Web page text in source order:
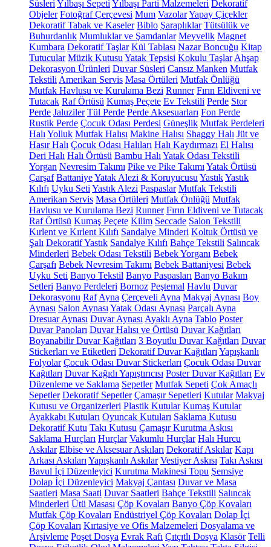
Süsleri Yılbaşı Sepeti Yılbaşı Parti Malzemeleri Dekoratif
Objeler Fotoğraf Çerçevesi Mum VazolarYapay Çiçekler
Dekoratif Tabak ve Kaseler Biblo Şaraplıklar Tütsülük ve
Buhurdanlık Mumluklar ve Şamdanlar Meyvelik Magnet
Kumbara Dekoratif Taşlar Kül Tablası Nazar Boncuğu Kitap
Tutucular Müzik Kutusu Yatak Tepsisi Kokulu Taşlar Ahşap
Dekorasyon Ürünleri Duvar Süsleri Cansız Manken Mutfak
Tekstili Amerikan Servis Masa Örtüleri Mutfak Önlüğü
Mutfak Havlusu ve Kurulama Bezi Runner Fırın Eldiveni ve
Tutacak Raf Örtüsü Kumaş Peçete Ev Tekstili Perde Stor
Perde Jaluziler Tül Perde Perde Aksesuarları Fon Perde
Rustik Perde Çocuk Odası Perdesi Güneşlik Mutfak Perdeleri
Halı Yolluk Mutfak Halısı Makine Halısı Shaggy Halı Jüt ve
Hasır Halı Çocuk Odası Halıları Halı Kaydırmazı El Halısı
Deri Halı Halı Örtüsü Bambu Halı Yatak Odası Tekstili
Yorgan Nevresim Takımı Pike ve Pike Takımı Yatak Örtüsü
Çarşaf BattaniyeYatak Alezi & Koruyucusu YastıkYastık
Kılıfı Uyku Seti Yastık Alezi Paspaslar Mutfak Tekstili
Amerikan Servis Masa Örtüleri Mutfak Önlüğü Mutfak
Havlusu ve Kurulama Bezi Runner Fırın Eldiveni ve Tutacak
Raf Örtüsü Kumaş Peçete Kilim Seccade Salon Tekstili
Kırlent ve Kırlent Kılıfı Sandalye Minderi Koltuk Örtüsü ve
Şalı Dekoratif Yastık Sandalye Kılıfı Bahçe Tekstili Salıncak
Minderleri Bebek Odası Tekstili Bebek Yorganı Bebek
Çarşafı Bebek Nevresim Takımı Bebek Battaniyesi Bebek
Uyku Seti Banyo Tekstil Banyo Paspasları Banyo Bakım
Setleri Banyo Perdeleri Bornoz Peştemal Havlu Duvar
Dekorasyonu Raf Ayna Çerçeveli Ayna Makyaj Aynası Boy
Aynası Salon Aynası Yatak Odası Aynası Parçalı Ayna
Dresuar Aynası Duvar Aynası Ayaklı Ayna Tablo Poster
Duvar Panoları Duvar Halısı ve Örtüsü Duvar Kağıtları
Boyanabilir Duvar Kağıtları 3 Boyutlu Duvar Kağıtları Duvar
Stickerları ve Etiketleri Dekoratif Duvar Kağıtları Yapışkanlı
Folyolar Çocuk Odası Duvar Stickerları Çocuk Odası Duvar
Kağıtları Duvar Kağıdı Yapıştırıcısı Poster Duvar Kağıtları Ev
Düzenleme ve Saklama Sepetler Mutfak Sepeti Çok Amaçlı
Sepetler Dekoratif Sepetler Çamaşır Sepetleri Kutular Makyaj
Kutusu ve Organizerleri Plastik Kutular Kumaş Kutular
Ayakkabı Kutuları Oyuncak Kutuları Saklama Kutusu
Dekoratif Kutu Takı Kutusu Çamaşır Kurutma Askısı
Saklama Hurçları Hurçlar Vakumlu Hurçlar Halı Hurcu
Askılar Elbise ve Aksesuar Askıları Dekoratif Askılar Kapı
Arkası Askıları Yapışkanlı Askılar Vestiyer Askısı Takı Askısı
Bavul İçi Düzenleyici Kurutma Makinesi Topu Şemsiye
Dolap İçi Düzenleyici Makyaj Çantası Duvar ve Masa
Saatleri Masa Saati Duvar Saatleri Bahçe Tekstili Salıncak
Minderleri Ütü Masası Çöp Kovaları Banyo Çöp Kovaları
Mutfak Çöp Kovaları Endüstriyel Çöp Kovaları Dolap İçi
Çöp Kovaları Kırtasiye ve Ofis Malzemeleri Dosyalama ve
Arşivleme Poşet Dosya Evrak Rafı Çıtçıtlı Dosya Klasör Telli